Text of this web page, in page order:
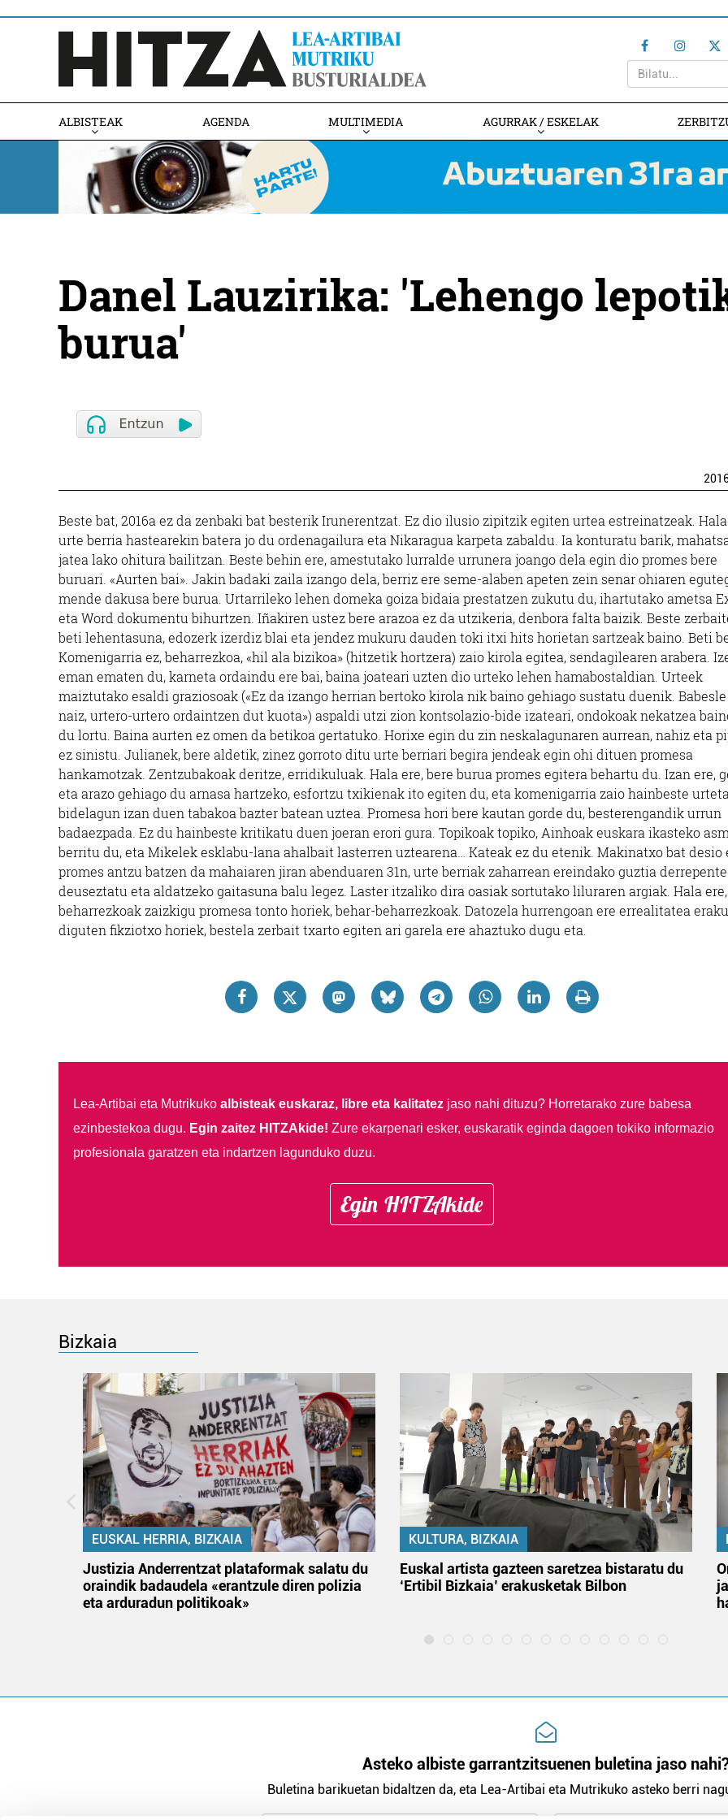
ALBISTEAK AGENDA MULTIMEDIA AGURRAK / ESKELAK
Danel Lauzirika: 'Lehengo
burua'
Beste bat, 2016a ez da zenbaki bat besterik Irunerentzat. Ez dio ilusio zipitzik egiten urtea estreinatzeak.
urte berria hastearekin batera jo du ordenagailura eta Nikaragua karpeta zabaldu. Ia konturatu barik,
jatea lako ohitura bailitzan. Beste behin ere, amestutako lurralde urrunera joango dela egin dio promes bere
buruari. «Aurten bai». Jakin badaki zaila izango dela, berriz ere seme-alaben apeten zein senar ohiaren
mende dakusa bere burua. Urtarrileko lehen domeka goiza bidaia prestatzen zukutu du, ihartutako ametsa
eta Word dokumentu bihurtzen. Iñakiren ustez bere arazoa ez da utzikeria, denbora falta baizik. Beste
beti lehentasuna, edozerk izerdiz blai eta jendez mukuru dauden toki itxi hits horietan sartzeak baino. Beti
Komenigarria ez, beharrezkoa, «hil ala bizikoa» (hitzetik hortzera) zaio kirola egitea, sendagilearen arabera.
eman ematen du, karneta ordaindu ere bai, baina joateari uzten dio urteko lehen hamabostaldian. Urteek
maiztutako esaldi graziosoak («Ez da izango herrian bertoko kirola nik baino gehiago sustatu duenik.
naiz, urtero-urtero ordaintzen dut kuota») aspaldi utzi zion kontsolazio-bide izateari, ondokoak nekatzea
du lortu. Baina aurten ez omen da betikoa gertatuko. Horixe egin du zin neskalagunaren aurrean, nahiz eta
ez sinistu. Julianek, bere aldetik, zinez gorroto ditu urte berriari begira jendeak egin ohi dituen promesa
hankamotzak. Zentzubakoak deritze, erridikuluak. Hala ere, bere burua promes egitera behartu du. Izan ere,
eta arazo gehiago du arnasa hartzeko, esfortzu txikienak ito egiten du, eta komenigarria zaio hainbeste
bidelagun izan duen tabakoa bazter batean uztea. Promesa hori bere kautan gorde du, besterengandik urrun
badaezpada. Ez du hainbeste kritikatu duen joeran erori gura. Topikoak topiko, Ainhoak euskara ikasteko
berritu du, eta Mikelek esklabu-lana ahalbait lasterren uztearena… Kateak ez du etenik. Makinatxo bat desio
promes antzu batzen da mahaiaren jiran abenduaren 31n, urte berriak zaharrean ereindako guztia derrepente
deuseztatu eta aldatzeko gaitasuna balu legez. Laster itzaliko dira oasiak sortutako liluraren argiak. Hala ere,
beharrezkoak zaizkigu promesa tonto horiek, behar-beharrezkoak. Datozela hurrengoan ere errealitatea
diguten fikziotxo horiek, bestela zerbait txarto egiten ari garela ere ahaztuko dugu eta.
Lea-Artibai eta Mutrikuko albisteak euskaraz, libre eta kalitatezjaso nahi dituzu? Horretarako zure babesa
ezinbestekoa dugu. Egin zaitez HITZAkide! Zure ekarpenari esker, euskaratik eginda dagoen tokiko informazio
profesionala garatzen eta indartzen lagunduko duzu.
Egin HITZAkide
Bizkaia
EUSKAL HERRIA, BIZKAIA
Justizia Anderrentzat plataformak salatu du
oraindik badaudela «erantzule diren polizia
eta arduradun politikoak»
KULTURA, BIZKAIA
Euskal artista gazteen saretzea bistaratu du
‘Ertibil Bizkaia’ erakusketak Bilbon
Asteko albiste garrantzitsuenen buletina jaso
Buletina barikuetan bidaltzen da, eta Lea-Artibai eta Mutrikuko asteko berri